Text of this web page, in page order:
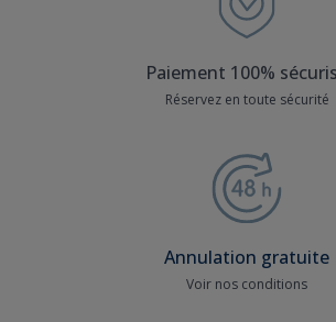
Paiement 100%
Réservez en toute sécurité
Annulation gratuite
Voir nos conditions